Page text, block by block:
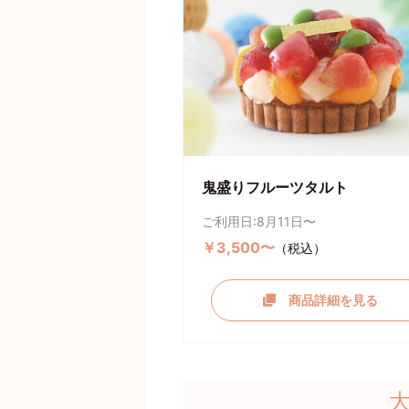
鬼盛りフルーツタルト
ご利用日:8月11日〜
￥3,500〜 （税込）
商品詳細を見る